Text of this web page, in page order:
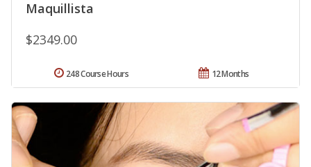
Maquillista
$2349.00
12 Months
248 Course Hours